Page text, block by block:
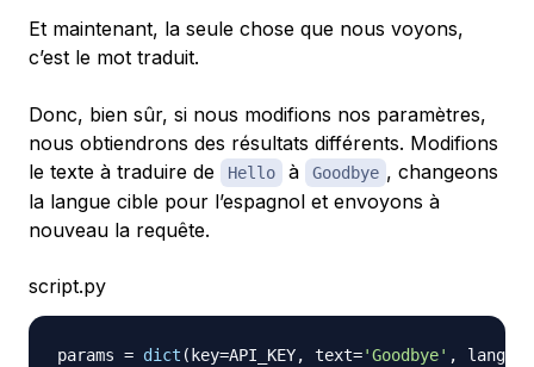
Et maintenant, la seule chose que nous voyons,
c’est le mot traduit.
Donc, bien sûr, si nous modifions nos paramètres,
nous obtiendrons des résultats différents. Modifions
le texte à traduire de
Hello à Goodbye , changeons
la langue cible pour l’espagnol et envoyons à
nouveau la requête.
script.py
params = dict ( key=API_KEY, text='Goodbye' , lang